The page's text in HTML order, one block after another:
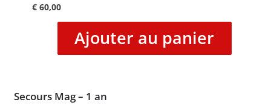
€60,00
Ajouter au panier
Secours Mag – 1 an